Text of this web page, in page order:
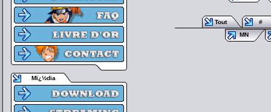
Mï¿½dia
Tout
#
MN